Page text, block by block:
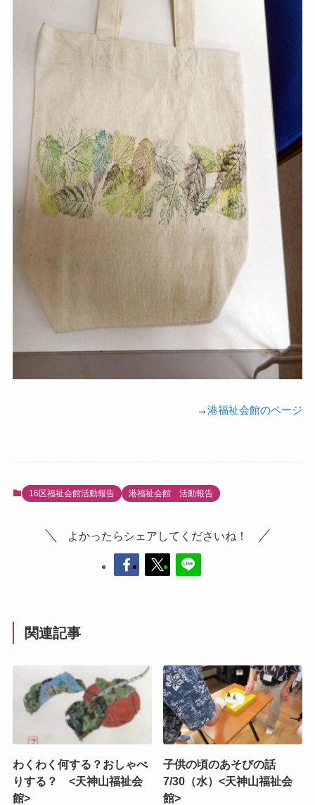
→港福祉会館のページ
16区福祉会館活動報告 港福祉会館 活動報告
よかったらシェアしてくださいね！
関連記事
わくわく何する？おしゃべ
りする？ <天神山福祉会
館>
子供の頃のあそびの話
7/30（水）<天神山福祉会
館>